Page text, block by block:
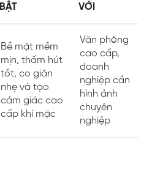
BẬT
VỚI
Bề mặt mềm
mịn, thấm hút
tốt, co giãn
nhẹ và tạo
cảm giác cao
cấp khi mặc
Văn phòng
cao cấp,
doanh
nghiệp cần
hình ảnh
chuyên
nghiệp